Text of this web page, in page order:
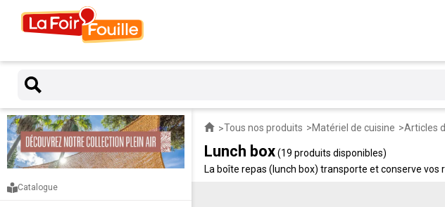
Catalogue
Tous nos produits Matériel de cuisine Articles
Lunch box(19 produits disponibles)
La boîte repas (lunch box) transporte et conserve vos